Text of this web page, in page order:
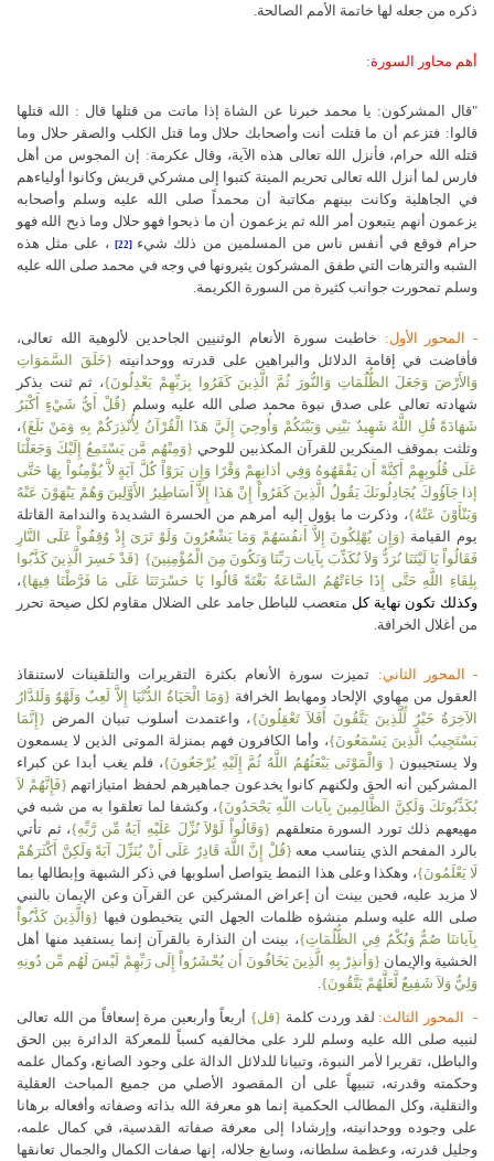
ذكره من جعله لها خاتمة الأمم الصالحة.
أهم محاور السورة:
"قال المشركون: يا محمد خبرنا عن الشاة إذا ماتت من قتلها قال : الله قتلها
قالوا: فتزعم أن ما قتلت أنت وأصحابك حلال وما قتل الكلب والصقر حلال وما
قتله الله حرام، فأنزل الله تعالى هذه الآية، وقال عكرمة: إن المجوس من أهل
فارس لما أنزل الله تعالى تحريم الميتة كتبوا إلى مشركي قريش وكانوا أولياءهم
في الجاهلية وكانت بينهم مكاتبة أن محمداً صلى الله عليه وسلم وأصحابه
يزعمون أنهم يتبعون أمر الله ثم يزعمون أن ما ذبحوا فهو حلال وما ذبح الله فهو
حرام فوقع في أنفس ناس من المسلمين من ذلك شيء [22]
، على مثل هذه
الشبه والترهات التي طفق المشركون يثيرونها في وجه في محمد صلى الله عليه
وسلم تمحورت جوانب كثيرة من السورة الكريمة.
- المحور الأول: خاطبت سورة الأنعام الوثنيين الجاحدين لألوهية الله تعالى،
فأفاضت في إقامة الدلائل والبراهين على قدرته ووحدانيته {خَلَقَ السَّمَوَاتِ
وَالأَرْضَ وَجَعَلَ الظُّلُمَاتِ وَالنُّورَ ثُمَّ الَّذِينَ كَفَرُوا بِرَبِّهِمْ يَعْدِلُونَ}، ثم ثنت بذكر
شهادته تعالى على صدق نبوة محمد صلى الله عليه وسلم {قُلْ أَيُّ شَيْءٍ أَكْبَرُ
شَهَادَةً قُلِ اللَّهُ شَهِيدٌ بَيْنِي وَبَيْنَكُمْ وَأُوحِيَ إِلَيَّ هَذَا الْقُرْآنُ لِأُنْذِرَكُمْ بِهِ وَمَنْ بَلَغَ}،
وثلثت بموقف المنكرين للقرآن المكذبين للوحي {وَمِنْهُم مَّن يَسْتَمِعُ إِلَيْكَ وَجَعَلْنَا
عَلَى قُلُوبِهِمْ أَكِنَّةً أَن يَفْقَهُوهُ وَفِي أذانِهِمْ وَقْرًا وَإِن يَرَوْاْ كُلَّ آيَةٍ لاَّ يُؤْمِنُواْ بِهَا حَتَّى
إذا جَآؤُوكَ يُجَادِلُونَكَ يَقُولُ الَّذِينَ كَفَرُواْ إِنْ هَذَا إِلاَّ أَسَاطِيرُ الأَوَّلِينَ وَهُمْ يَنْهَوْنَ عَنْهُ
وَيَنْأَوْنَ عَنْهُ}، وذكرت ما يؤول إليه أمرهم من الحسرة الشديدة والندامة القاتلة
يوم القيامة {وَإِن يُهْلِكُونَ إِلاَّ أَنفُسَهُمْ وَمَا يَشْعُرُونَ وَلَوْ تَرَىَ إِذْ وُقِفُواْ عَلَى النَّارِ
فَقَالُواْ يَا لَيْتَنَا نُرَدُّ وَلاَ نُكَذِّبَ بِآيات رَبِّنَا وَنَكُونَ مِنَ الْمُؤْمِنِينَ} {قَدْ خَسِرَ الَّذِينَ كَذَّبُوا
بِلِقَاءِ اللَّهِ حَتَّى إِذَا جَاءَتْهُمُ السَّاعَةُ بَغْتَةً قَالُوا يَا حَسْرَتَنَا عَلَى مَا فَرَّطْنَا فِيهَا}،
وكذلك تكون نهاية كل متعصب للباطل جامد على الضلال مقاوم لكل صيحة تحرر
من أغلال الخرافة.
- المحور الثاني: تميزت سورة الأنعام بكثرة التقريرات والتلقينات لاستنقاذ
العقول من مهاوي الإلحاد ومهابط الخرافة {وَمَا الْحَيَاةُ الدُّنْيَا إِلاَّ لَعِبٌ وَلَهْوٌ وَلَلدَّارُ
الآخِرَةُ خَيْرٌ لِّلَّذِينَ يَتَّقُونَ أَفَلاَ تَعْقِلُونَ} ، واعتمدت أسلوب تبيان المرض {إِنَّمَا
يَسْتَجِيبُ الَّذِينَ يَسْمَعُونَ}، وأما الكافرون فهم بمنزلة الموتى الذين لا يسمعون
ولا يستجيبون { وَالْمَوْتَى يَبْعَثُهُمُ اللَّهُ ثُمَّ إِلَيْهِ يُرْجَعُونَ}، فلم يغب أبدا عن كبراء
المشركين أنه الحق ولكنهم كانوا يخدعون جماهيرهم لحفظ امتيازاتهم {فَإِنَّهُمْ لاَ
يُكَذِّبُونَكَ وَلَكِنَّ الظَّالِمِينَ بِآيات اللّهِ يَجْحَدُونَ}، وكشفا لما تعلقوا به من شبه في
مهيعهم ذلك تورد السورة متعلقهم {وَقَالُواْ لَوْلاَ نُزِّلَ عَلَيْهِ آيَةٌ مِّن رَّبِّهِ}، ثم تأتي
بالرد المفحم الذي يتناسب معه {قُلْ إِنَّ اللَّهَ قَادِرٌ عَلَى أَنْ يُنَزِّلَ آيَةً وَلَكِنَّ أَكْثَرَهُمْ
لَا يَعْلَمُونَ}، وهكذا وعلى هذا النمط يتواصل أسلوبها في ذكر الشبهة وإبطالها بما
لا مزيد عليه، فحين بينت أن إعراض المشركين عن القرآن وعن الإيمان بالنبي
صلى الله عليه وسلم منشؤه ظلمات الجهل التي يتخبطون فيها {وَالَّذِينَ كَذَّبُواْ
بِآياتنَا صُمٌّ وَبُكْمٌ فِي الظُّلُمَاتِ}، بينت أن النذارة بالقرآن إنما يستفيد منها أهل
الخشية والإيمان {وَأَنذِرْ بِهِ الَّذِينَ يَخَافُونَ أَن يُحْشَرُواْ إِلَى رَبِّهِمْ لَيْسَ لَهُم مِّن دُونِهِ
وَلِيٌّ وَلاَ شَفِيعٌ لَّعَلَّهُمْ يَتَّقُونَ}.
- المحور الثالث: لقد وردت كلمة {قل} أربعاً وأربعين مرة إسعافاً من الله تعالى
لنبيه صلى الله عليه وسلم للرد على مخالفيه كسباً للمعركة الدائرة بين الحق
والباطل، تقريرا لأمر النبوة، وتبيانا للدلائل الدالة على وجود الصانع، وكمال علمه
وحكمته وقدرته، تنبيهاً على أن المقصود الأصلي من جميع المباحث العقلية
والنقلية، وكل المطالب الحكمية إنما هو معرفة الله بذاته وصفاته وأفعاله برهانا
على وجوده ووحدانيته، وإرشادا إلى معرفة صفاته القدسية، في كمال علمه،
وجليل قدرته، وعظمة سلطانه، وسابغ جلاله، إنها صفات الكمال والجمال تعانقها